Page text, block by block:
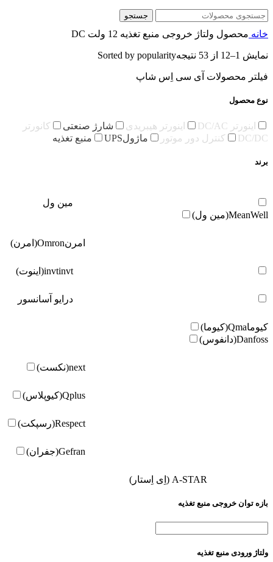
جستجو
خانه محصول ولتاژ خروجی منبع تغذیه 12 ولت DC
نمایش 1–12 از 53 نتیجه Sorted by popularity
فیلتر محصولات آی سی اِس شاپ
نوع محصول
اینورتر DC/AC اینورتر هیبریدی شارژ صنعتی
کانورتر
DC/DC
کنترل دور موتور ماژولUPS منبع تغذیه
برند
مین ول
MeanWell(مین ول)
امرنOmron(امرن)
invtinvt(اینوت)
درایو آسانسور
کیوماQma(کیوما)
Danfoss(دانفوس)
next(نکست)
Qplus(کیوپلاس)
Respect(رسپکت)
Gefran(جفران)
A-STAR (اِی اِستار)
بازه توان خروجی منبع تغذیه
ولتاژ ورودی منبع تغذیه